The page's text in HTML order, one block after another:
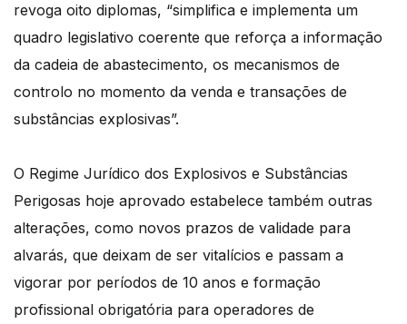
revoga oito diplomas, “simplifica e implementa um
quadro legislativo coerente que reforça a informação
da cadeia de abastecimento, os mecanismos de
controlo no momento da venda e transações de
substâncias explosivas”.
O Regime Jurídico dos Explosivos e Substâncias
Perigosas hoje aprovado estabelece também outras
alterações, como novos prazos de validade para
alvarás, que deixam de ser vitalícios e passam a
vigorar por períodos de 10 anos e formação
profissional obrigatória para operadores de